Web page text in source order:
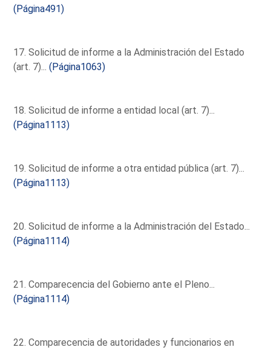
(Página491)
17. Solicitud de informe a la Administración del Estado
(art. 7)...(Página1063)
18. Solicitud de informe a entidad local (art. 7)...
(Página1113)
19. Solicitud de informe a otra entidad pública (art. 7)...
(Página1113)
20. Solicitud de informe a la Administración del Estado...
(Página1114)
21. Comparecencia del Gobierno ante el Pleno...
(Página1114)
22. Comparecencia de autoridades y funcionarios en